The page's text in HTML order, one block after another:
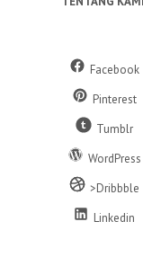
Facebook
Pinterest
Tumblr
WordPress
>Dribbble
Linkedin